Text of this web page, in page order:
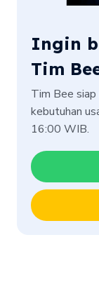
Ingin
Tim
Tim Bee
kebutuhan
16:00 WIB.